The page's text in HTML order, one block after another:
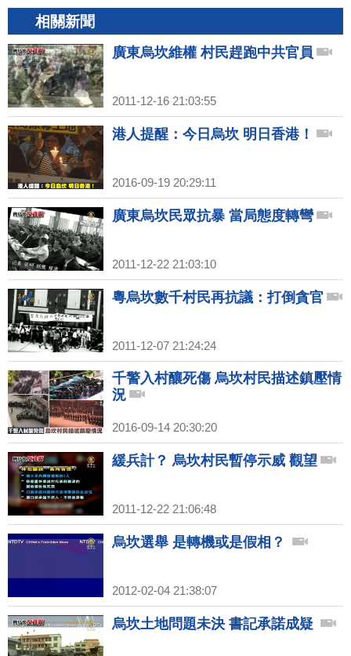
相關新聞
廣東烏坎維權 村民趕跑中共官員
2011-12-16 21:03:55
港人提醒：今日烏坎 明日香港！
2016-09-19 20:29:11
廣東烏坎民眾抗暴 當局態度轉彎
2011-12-22 21:03:10
粵烏坎數千村民再抗議：打倒貪官
2011-12-07 21:24:24
千警入村釀死傷 烏坎村民描述鎮壓情
況
2016-09-14 20:30:20
緩兵計？ 烏坎村民暫停示威 觀望
2011-12-22 21:06:48
烏坎選舉 是轉機或是假相？
2012-02-04 21:38:07
烏坎土地問題未決 書記承諾成疑